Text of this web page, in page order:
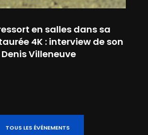
ressort en salles dans sa
4K : interview de son
Villeneuve
TOUS LES ÉVÉNEMENTS